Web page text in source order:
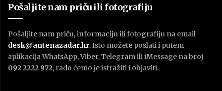
Pošaljite nam priču ili fotografiju
Pošaljite nam priču, informaciju ili fotografiju na email
desk@antenazadar.hr. Isto možete poslati i putem
aplikacija WhatsApp, Viber, Telegram ili iMessage na broj
092 2222 972, rado ćemo je istražiti i objaviti.